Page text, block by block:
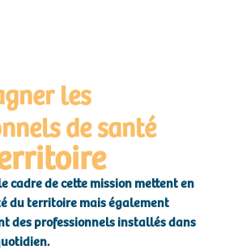
les
de santé
cadre de cette mission mettent en
du territoire mais également
des professionnels installés dans